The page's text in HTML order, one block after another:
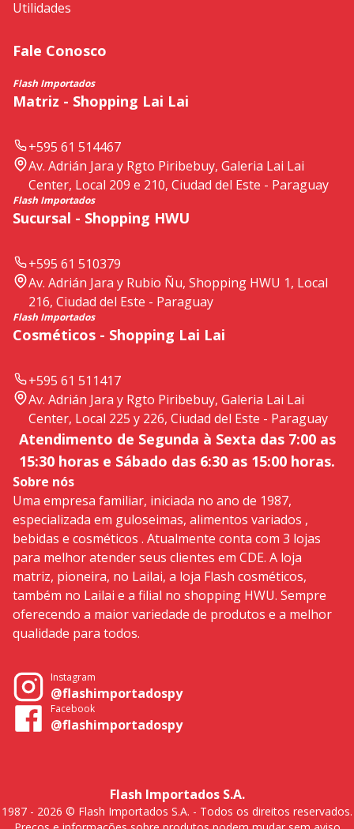
Utilidades
Fale Conosco
Flash Importados
Matriz - Shopping Lai Lai
+595 61 514467
Av. Adrián Jara y Rgto Piribebuy, Galeria Lai Lai
Center, Local 209 e 210, Ciudad del Este - Paraguay
Flash Importados
Sucursal - Shopping HWU
+595 61 510379
Av. Adrián Jara y Rubio Ñu, Shopping HWU 1, Local
216, Ciudad del Este - Paraguay
Flash Importados
Cosméticos - Shopping Lai Lai
+595 61 511417
Av. Adrián Jara y Rgto Piribebuy, Galeria Lai Lai
Center, Local 225 y 226, Ciudad del Este - Paraguay
Atendimento de Segunda à Sexta das 7:00 as
15:30 horas e Sábado das 6:30 as 15:00 horas.
Sobre nós
Uma empresa familiar, iniciada no ano de 1987,
especializada em guloseimas, alimentos variados ,
bebidas e cosméticos . Atualmente conta com 3 lojas
para melhor atender seus clientes em CDE. A loja
matriz, pioneira, no Lailai, a loja Flash cosméticos,
também no Lailai e a filial no shopping HWU. Sempre
oferecendo a maior variedade de produtos e a melhor
qualidade para todos.
Instagram
@flashimportadospy
Facebook
@flashimportadospy
Flash Importados S.A.
1987 - 2026 © Flash Importados S.A. - Todos os direitos reservados.